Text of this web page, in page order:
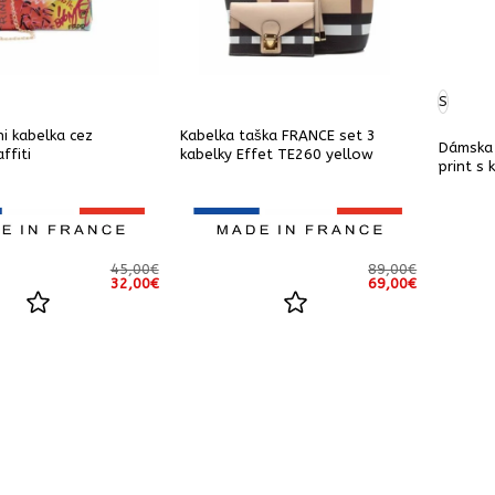
kabelka cez
45,00€
Pôvodná
cena
32,00€Aktuálna
Kabelka taška FRANCE set 3
kabelky Effet TE260 yellow
89,00€
Pôvodná
cena
69,00€Aktuálna
S
print s